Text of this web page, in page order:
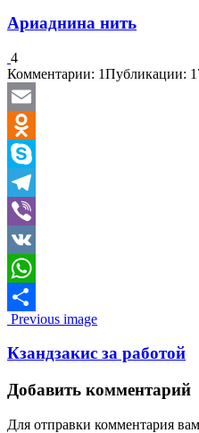
Ариаднина нить
4
Комментарии: 1Публикации:
Email
Odnoklassniki
Skype
Telegram
Viber
VK
WhatsApp
Отправить
Image
navigation
Previous image
Кзандзакис за работой
Добавить комментарий
Для отправки комментария